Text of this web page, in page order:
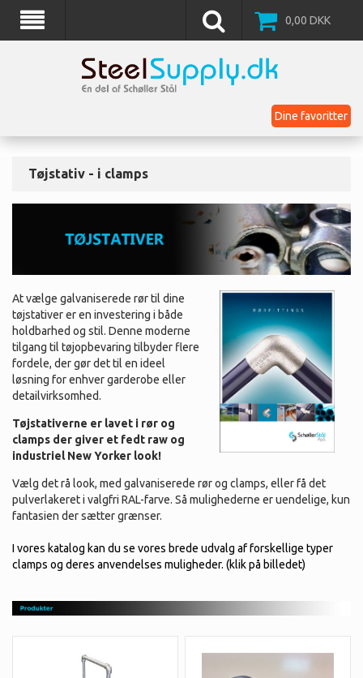
0,00 DKK
Dine favoritter
Tøjstativ - i clamps
At vælge galvaniserede rør til dine
tøjstativer er en investering i både
holdbarhed og stil. Denne moderne
tilgang til tøjopbevaring tilbyder flere
fordele, der gør det til en ideel
løsning for enhver garderobe eller
detailvirksomhed.
Tøjstativerne er lavet i rør og
clamps der giver et fedt raw og
industriel New Yorker look!
Vælg det rå look, med galvaniserede rør og clamps, eller få det
pulverlakeret i valgfri RAL-farve. Så mulighederne er uendelige, kun
fantasien der sætter grænser.
I vores katalog kan du se vores brede udvalg af forskellige typer
clamps og deres anvendelses muligheder. (klik på billedet)